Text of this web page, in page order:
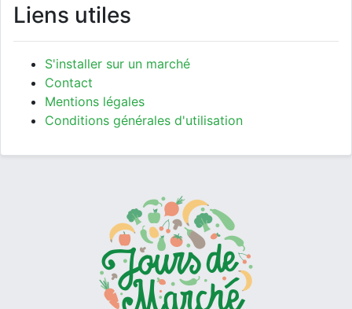
Liens utiles
S'installer sur un marché
Contact
Mentions légales
Conditions générales d'utilisation